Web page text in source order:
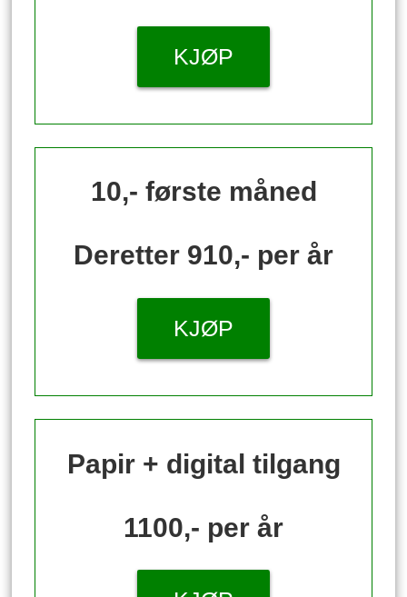
KJØP
10,- første måned
Deretter 910,- per år
KJØP
Papir + digital tilgang
1100,- per år